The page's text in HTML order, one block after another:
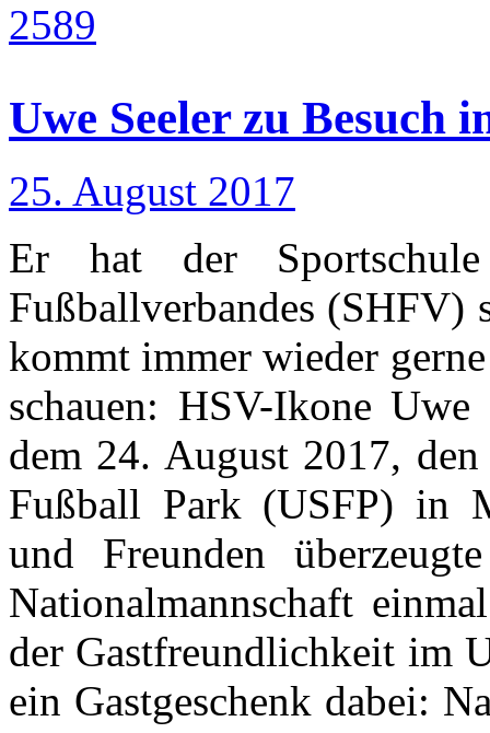
2589
Uwe Seeler zu Besuch
25. August 2017
Er hat der Sportschule
Fußballverbandes (SHFV)
kommt immer wieder
schauen: HSV-Ikone Uwe
dem 24. August 2017,
Fußball Park (USFP) in
und Freunden
Nationalmannschaft
der Gastfreundlichkeit im
ein Gastgeschenk dabei: